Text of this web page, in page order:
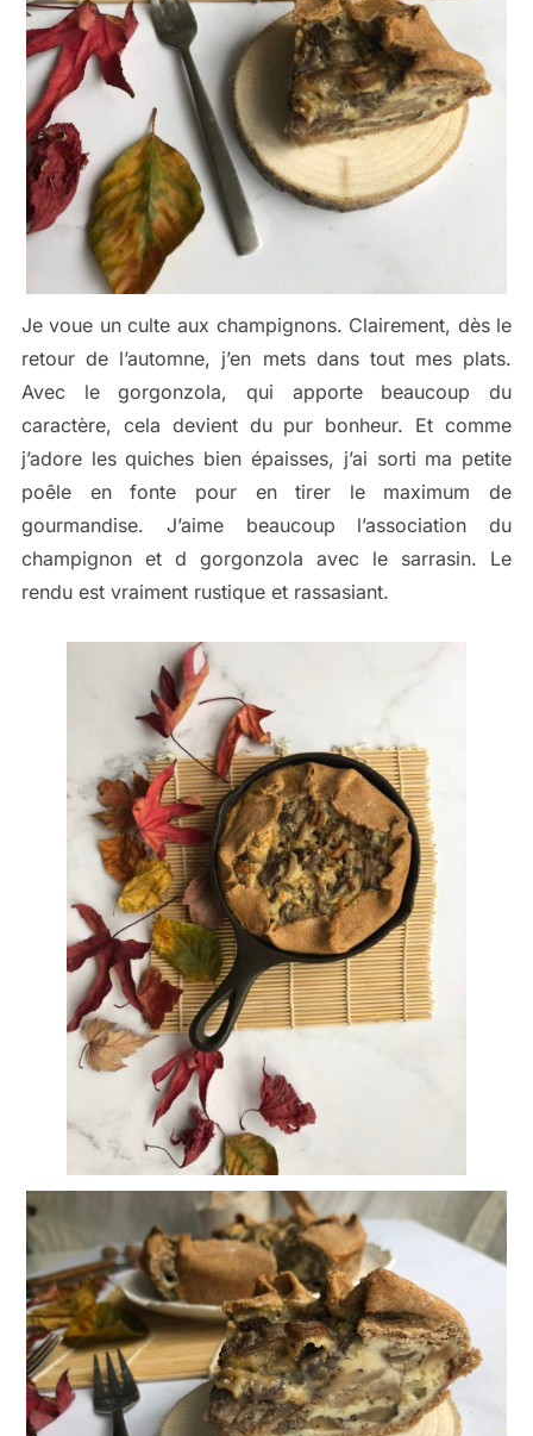
Je voue un culte aux champignons. Clairement, dès le
retour de l’automne, j’en mets dans tout mes plats.
Avec le gorgonzola, qui apporte beaucoup du
caractère, cela devient du pur bonheur. Et comme
j’adore les quiches bien épaisses, j’ai sorti ma petite
poêle en fonte pour en tirer le maximum de
gourmandise. J’aime beaucoup l’association du
champignon et d gorgonzola avec le sarrasin. Le
rendu est vraiment rustique et rassasiant.